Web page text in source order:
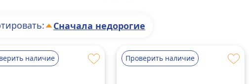
Сначала недорогие
наличие Проверить наличие